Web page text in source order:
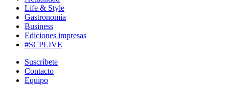
Life & Style
Gastronomía
Business
Ediciones impresas
#SCPLIVE
Suscríbete
Contacto
Equipo